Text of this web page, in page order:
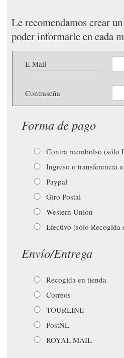
Le recomendamos crear
poder informarle en cada
E-Mail
Contraseña
Forma de pago
Contra reembolso (sólo
Ingreso o transferencia
Paypal
Giro Postal
Western Union
Efectivo (sólo Recogida
Envío/Entrega
Recogida en tienda
Correos
TOURLINE
PostNL
ROYAL MAIL